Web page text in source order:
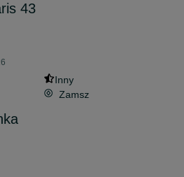
43
Inny
Zamsz